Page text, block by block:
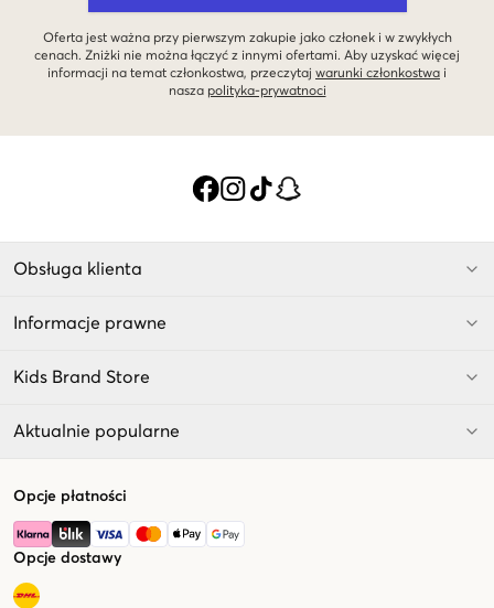
Oferta jest ważna przy pierwszym zakupie jako członek i w zwykłych
cenach. Zniżki nie można łączyć z innymi ofertami. Aby uzyskać więcej
informacji na temat członkostwa, przeczytaj warunki członkostwa i
nasza polityka-prywatnoci
Obsługa klienta
Informacje prawne
Kids Brand Store
Aktualnie popularne
Opcje płatności
Opcje dostawy